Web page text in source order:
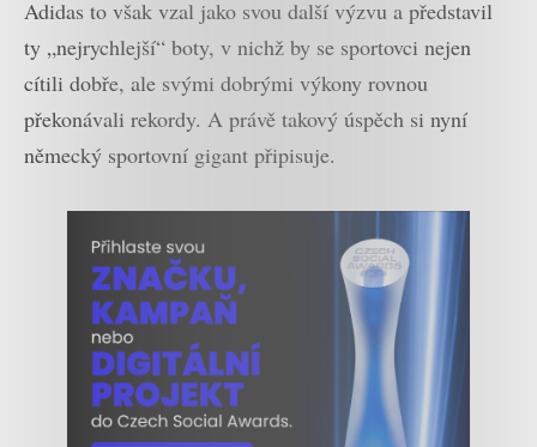
Adidas to však vzal jako svou další výzvu a představil
ty „nejrychlejší“ boty, v nichž by se sportovci nejen
cítili dobře, ale svými dobrými výkony rovnou
překonávali rekordy. A právě takový úspěch si nyní
německý sportovní gigant připisuje.